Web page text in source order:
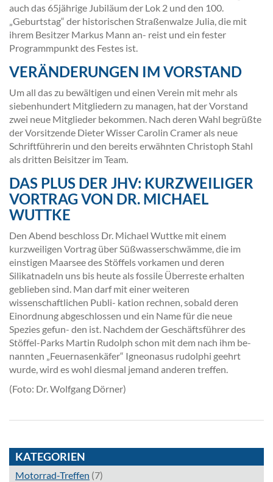
auch das 65jährige Jubiläum der Lok 2 und den 100.
„Geburtstag“ der historischen Straßenwalze Julia, die mit
ihrem Besitzer Markus Mann an- reist und ein fester
Programmpunkt des Festes ist.
VERÄNDERUNGEN IM VORSTAND
Um all das zu bewältigen und einen Verein mit mehr als
siebenhundert Mitgliedern zu managen, hat der Vorstand
zwei neue Mitglieder bekommen. Nach deren Wahl begrüßte
der Vorsitzende Dieter Wisser Carolin Cramer als neue
Schriftführerin und den bereits erwähnten Christoph Stahl
als dritten Beisitzer im Team.
DAS PLUS DER JHV: KURZWEILIGER
VORTRAG VON DR. MICHAEL
WUTTKE
Den Abend beschloss Dr. Michael Wuttke mit einem
kurzweiligen Vortrag über Süßwasserschwämme, die im
einstigen Maarsee des Stöffels vorkamen und deren
Silikatnadeln uns bis heute als fossile Überreste erhalten
geblieben sind. Man darf mit einer weiteren
wissenschaftlichen Publi- kation rechnen, sobald deren
Einordnung abgeschlossen und ein Name für die neue
Spezies gefun- den ist. Nachdem der Geschäftsführer des
Stöffel-Parks Martin Rudolph schon mit dem nach ihm be-
nannten „Feuernasenkäfer“ Igneonasus rudolphi geehrt
wurde, wird es wohl diesmal jemand anderen treffen.
(Foto: Dr. Wolfgang Dörner)
KATEGORIEN
Motorrad-Treffen (7)